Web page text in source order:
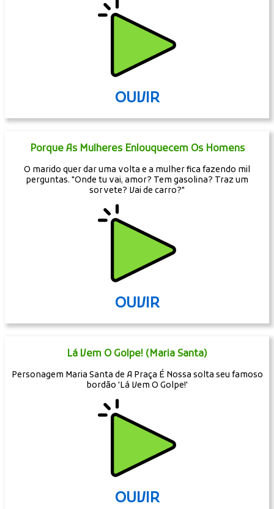
OUVIR
Porque As Mulheres Enlouquecem Os Homens
O marido quer dar uma volta e a mulher fica fazendo mil
perguntas. "Onde tu vai, amor? Tem gasolina? Traz um
sorvete? Vai de carro?"
OUVIR
Lá Vem O Golpe! (Maria Santa)
Personagem Maria Santa de A Praça É Nossa solta seu famoso
bordão 'Lá Vem O Golpe!'
OUVIR